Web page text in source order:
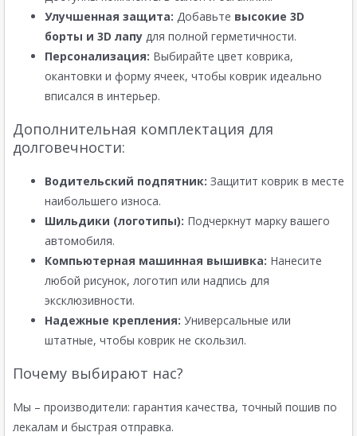
Улучшенная защита: Добавьте высокие 3D
борты и 3D лапу для полной герметичности.
Персонализация: Выбирайте цвет коврика,
окантовки и форму ячеек, чтобы коврик идеально
вписался в интерьер.
Дополнительная комплектация для
долговечности:
Водительский подпятник: Защитит коврик в месте
наибольшего износа.
Шильдики (логотипы): Подчеркнут марку вашего
автомобиля.
Компьютерная машинная вышивка: Нанесите
любой рисунок, логотип или надпись для
эксклюзивности.
Надежные крепления: Универсальные или
штатные, чтобы коврик не скользил.
Почему выбирают нас?
Мы – производители: гарантия качества, точный пошив по
лекалам и быстрая отправка.